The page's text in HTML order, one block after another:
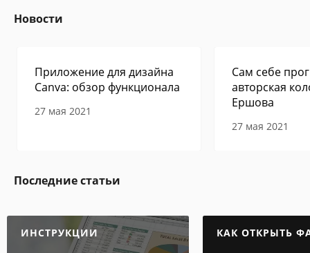
Новости
Приложение для дизайна
Canva: обзор функционала
27 мая 2021
Сам себе
авторская
Ершова
27 мая 2021
Последние статьи
ИНСТРУКЦИИ КАК ОТКРЫТЬ